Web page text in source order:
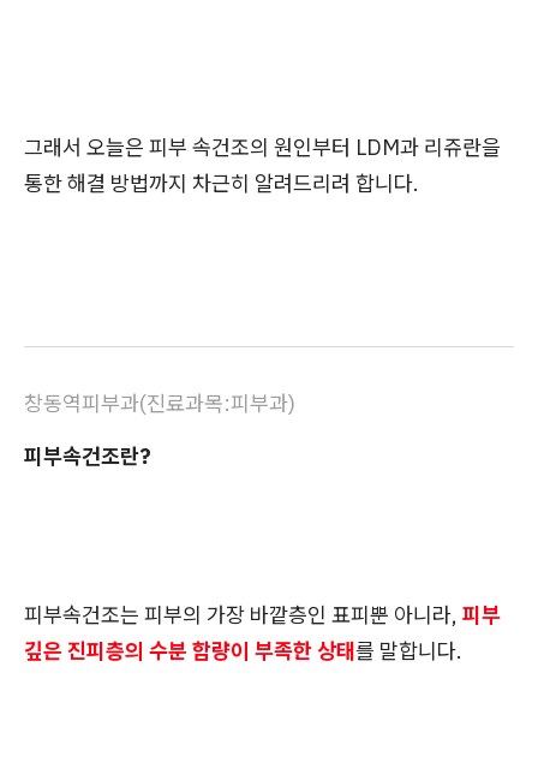
그래서 오늘은 피부 속건조의 원인부터 LDM과 리쥬란을
통한 해결 방법까지 차근히 알려드리려 합니다.
창동역피부과(진료과목:피부과)
피부속건조란?
피부속건조는 피부의 가장 바깥층인 표피뿐 아니라, 피부
깊은 진피층의 수분 함량이 부족한 상태를 말합니다.